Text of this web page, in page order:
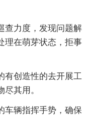
查力度，发现问题解
理在萌芽状态，拒事
有创造性的去开展工
其用。
车辆指挥手势，确保